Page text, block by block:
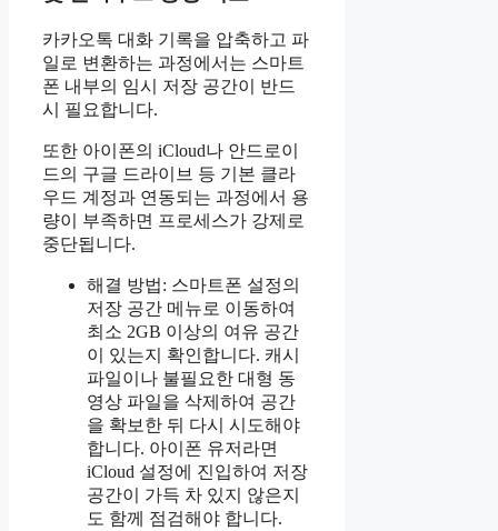
카카오톡 대화 기록을 압축하고 파
일로 변환하는 과정에서는 스마트
폰 내부의 임시 저장 공간이 반드
시 필요합니다.
또한 아이폰의 iCloud나 안드로이
드의 구글 드라이브 등 기본 클라
우드 계정과 연동되는 과정에서 용
량이 부족하면 프로세스가 강제로
중단됩니다.
해결 방법: 스마트폰 설정의
저장 공간 메뉴로 이동하여
최소 2GB 이상의 여유 공간
이 있는지 확인합니다. 캐시
파일이나 불필요한 대형 동
영상 파일을 삭제하여 공간
을 확보한 뒤 다시 시도해야
합니다. 아이폰 유저라면
iCloud 설정에 진입하여 저장
공간이 가득 차 있지 않은지
도 함께 점검해야 합니다.